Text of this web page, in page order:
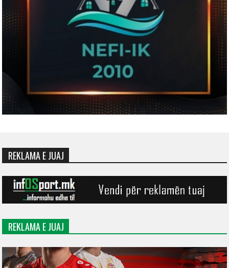
REKLAMA E JUAJ
REKLAMA E JUAJ